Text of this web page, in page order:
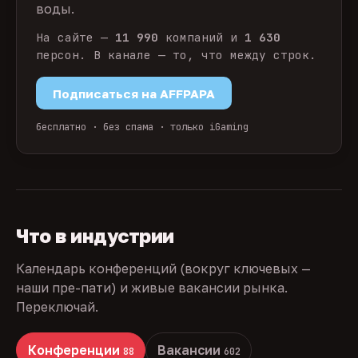
воды.
На сайте — 11 990 компаний и 1 630
персон. В канале — то, что между строк.
Подписаться на AFFPAPA
бесплатно · без спама · только iGaming
Что в индустрии
Календарь конференций (вокруг ключевых —
наши пре-пати) и живые вакансии рынка.
Переключай.
Конференции 88 Вакансии 602